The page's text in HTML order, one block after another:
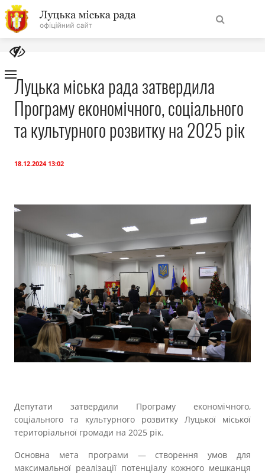
На
головну
Навігація
сайту
Про місто
Міська влада
Бюджет
Публічна інформація
Прозорість влади
Документи
Луцька міська рада затвердила
Програму економічного, соціального
та культурного розвитку на 2025 рік
18.12.2024 13:02
Депутати затвердили Програму економічного,
соціального та культурного розвитку Луцької міської
територіальної громади на 2025 рік.
Основна мета програми — створення умов для
максимальної реалізації потенціалу кожного мешканця